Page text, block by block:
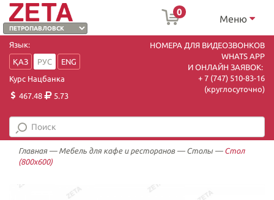
0
Меню
Язык:
ҚАЗ
РУС
ENG
Курс Нацбанка
467.48
5.73
НОМЕРА ДЛЯ ВИДЕОЗВОНКОВ
WHATS APP
И ОНЛАЙН ЗАЯВОК:
+ 7 (747) 510-83-16
(круглосуточно)
Главная— Мебель для кафе и ресторанов — Столы — Стол
(800х600)